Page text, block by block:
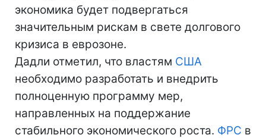
экономика будет подвергаться
значительным рискам в свете долгового
кризиса в еврозоне.
Дадли отметил, что властям США
необходимо разработать и внедрить
полноценную программу мер,
направленных на поддержание
стабильного экономического роста. ФРС в